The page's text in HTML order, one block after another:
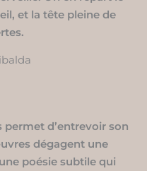
et la tête pleine de
permet d’entrevoir son
dégagent une
poésie subtile qui